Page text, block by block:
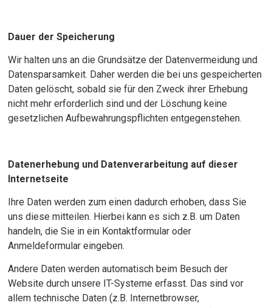
Dauer der Speicherung
Wir halten uns an die Grundsätze der Datenvermeidung und
Datensparsamkeit. Daher werden die bei uns gespeicherten
Daten gelöscht, sobald sie für den Zweck ihrer Erhebung
nicht mehr erforderlich sind und der Löschung keine
gesetzlichen Aufbewahrungspflichten entgegenstehen.
Datenerhebung und Datenverarbeitung auf dieser
Internetseite
Ihre Daten werden zum einen dadurch erhoben, dass Sie
uns diese mitteilen. Hierbei kann es sich z.B. um Daten
handeln, die Sie in ein Kontaktformular oder
Anmeldeformular eingeben.
Andere Daten werden automatisch beim Besuch der
Website durch unsere IT-Systeme erfasst. Das sind vor
allem technische Daten (z.B. Internetbrowser,